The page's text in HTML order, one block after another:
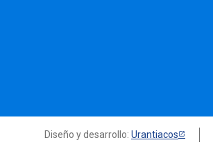
Diseño y desarrollo: Urantiacos